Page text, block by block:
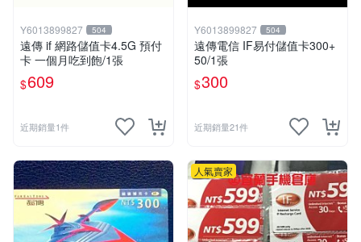
Y6013899827 504
遠傳 if 網路儲值卡4.5G 預付
卡 一個月吃到飽/1張
$609
近期銷量1件
Y6013899827 504
遠傳電信 IF易付儲值卡300+
50/1張
$300
近期銷量21件
人氣賣家